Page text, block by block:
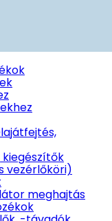
vezérlőköri)
meghajtás